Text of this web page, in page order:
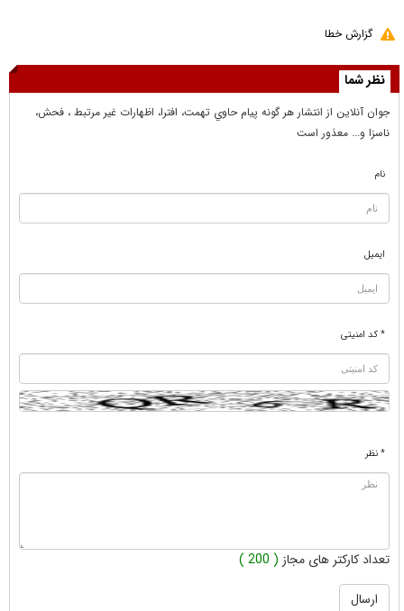
گزارش خطا
نظر شما
جوان آنلاين از انتشار هر گونه پيام حاوي تهمت، افترا، اظهارات غير مرتبط ، فحش،
ناسزا و... معذور است
نام
ایمیل
* کد امنیتی
* نظر
تعداد کارکتر های مجاز ( 200 )